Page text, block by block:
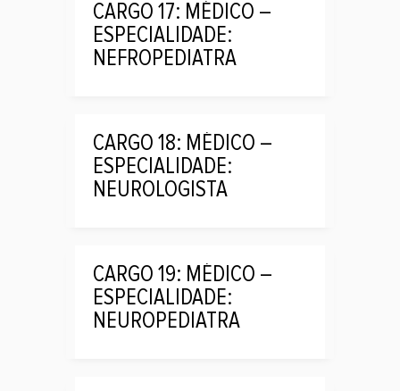
CARGO 17: MÉDICO –
ESPECIALIDADE:
NEFROPEDIATRA
CARGO 18: MÉDICO –
ESPECIALIDADE:
NEUROLOGISTA
CARGO 19: MÉDICO –
ESPECIALIDADE:
NEUROPEDIATRA